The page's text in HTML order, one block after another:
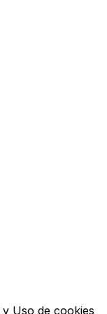
y Uso de cookies